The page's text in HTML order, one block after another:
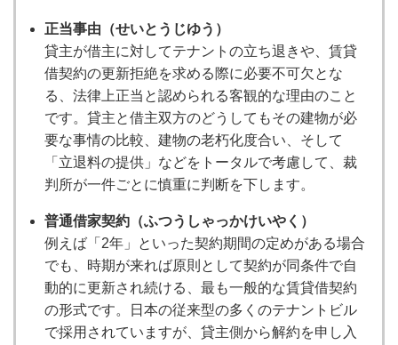
正当事由（せいとうじゆう）
貸主が借主に対してテナントの立ち退きや、賃貸
借契約の更新拒絶を求める際に必要不可欠とな
る、法律上正当と認められる客観的な理由のこと
です。貸主と借主双方のどうしてもその建物が必
要な事情の比較、建物の老朽化度合い、そして
「立退料の提供」などをトータルで考慮して、裁
判所が一件ごとに慎重に判断を下します。
普通借家契約（ふつうしゃっかけいやく）
例えば「2年」といった契約期間の定めがある場合
でも、時期が来れば原則として契約が同条件で自
動的に更新され続ける、最も一般的な賃貸借契約
の形式です。日本の従来型の多くのテナントビル
で採用されていますが、貸主側から解約を申し入